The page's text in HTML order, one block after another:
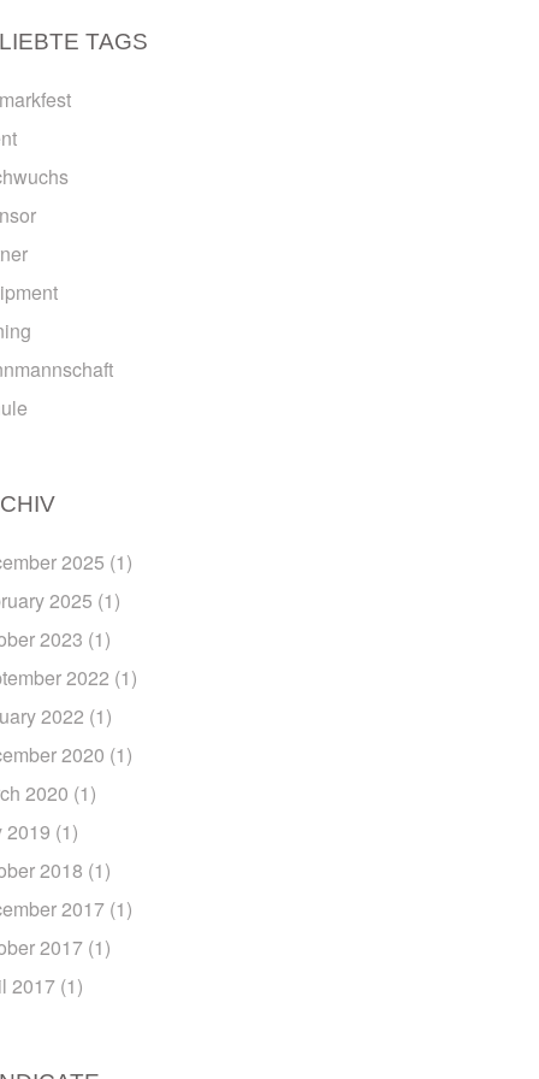
TAGS
2025 (1)
2025 (1)
2023 (1)
2022 (1)
2022 (1)
2020 (1)
2020 (1)
2019 (1)
2018 (1)
2017 (1)
2017 (1)
2017 (1)